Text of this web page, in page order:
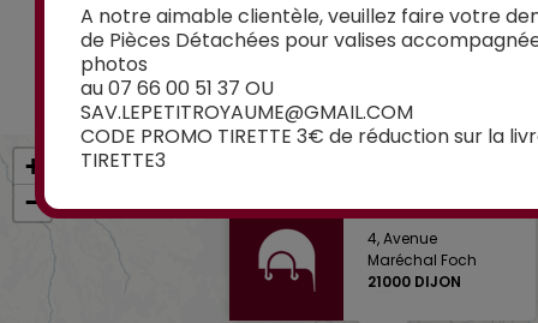
Retrouvez-nous dans nos magasins Le Petit
Royaume pour un accès à des produits en
exclusivité
4, Avenue
Maréchal Foch
21000 DIJON
+
−
A notre aimable clientèle, veuillez faire votre
de Pièces Détachées pour valises
photos
au 07 66 00 51 37 OU
SAV.LEPETITROYAUME@GMAIL.COM
CODE PROMO TIRETTE 3€ de réduction sur la
TIRETTE3